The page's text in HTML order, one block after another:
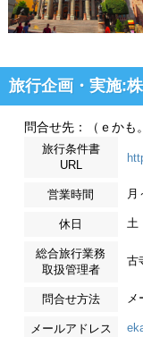
旅行企画・実施:
問合せ先：（ｅかも
旅行条件書
URL
営業時間 月
休日 土
総合旅行業務
取扱管理者
古
問合せ方法 メ
メールアドレス